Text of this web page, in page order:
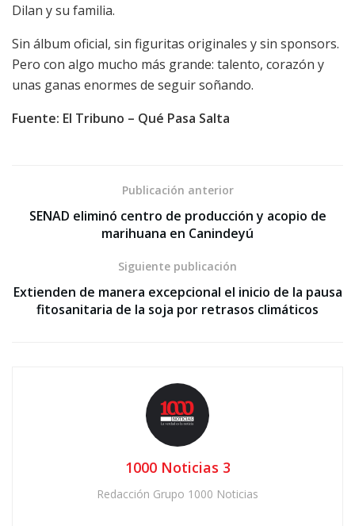
Dilan y su familia.
Sin álbum oficial, sin figuritas originales y sin sponsors.
Pero con algo mucho más grande: talento, corazón y
unas ganas enormes de seguir soñando.
Fuente: El Tribuno – Qué Pasa Salta
Publicación anterior
SENAD eliminó centro de producción y acopio de
marihuana en Canindeyú
Siguiente publicación
Extienden de manera excepcional el inicio de la pausa
fitosanitaria de la soja por retrasos climáticos
1000 Noticias 3
Redacción Grupo 1000 Noticias